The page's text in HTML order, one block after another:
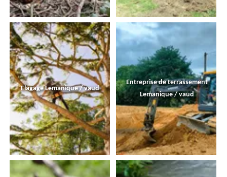
Elagage Lemanique / vaud
Entreprise de terrassement
Lemanique / vaud